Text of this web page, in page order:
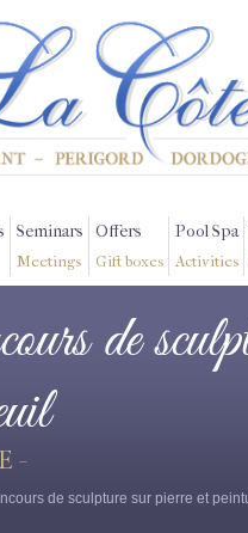
Seminars
Meetings
Offers
Gift boxes
Pool Spa
Activities
de
-
de sculpture sur pierre et